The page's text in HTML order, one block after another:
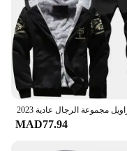
MAD77.94